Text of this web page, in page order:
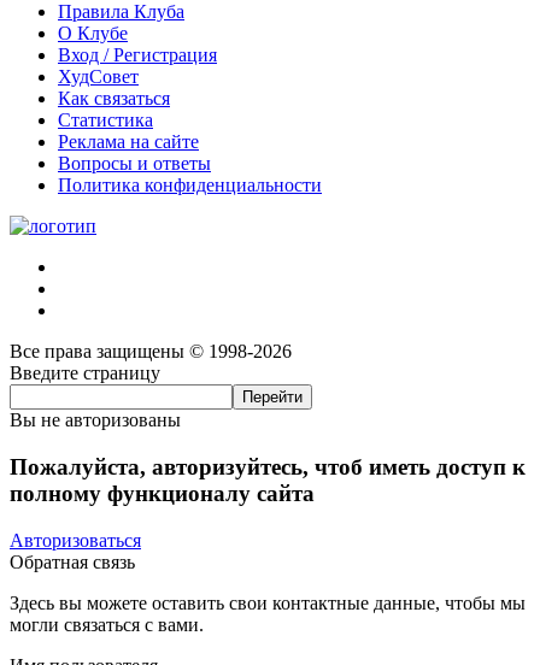
Правила Клуба
О Клубе
Вход / Регистрация
ХудСовет
Как связаться
Статистика
Реклама на сайте
Вопросы и ответы
Политика конфиденциальности
Все права защищены © 1998-2026
Введите страницу
Вы не авторизованы
Пожалуйста, авторизуйтесь, чтоб иметь доступ к
полному функционалу сайта
Авторизоваться
Обратная связь
Здесь вы можете оставить свои контактные данные, чтобы мы
могли связаться с вами.